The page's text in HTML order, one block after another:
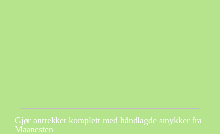
Gjør antrekket komplett med håndlagde smykker fra
Maanesten